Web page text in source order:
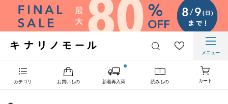
メニュー
カテゴリ お買いもの 新着再入荷 読みもの カート